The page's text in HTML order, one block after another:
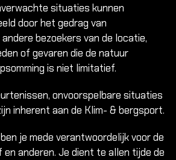
situaties kunnen
door het gedrag van
bezoekers van de locatie,
of gevaren die de natuur
is niet limitatief.
onvoorspelbare situaties
inherent aan de Klim- & bergsport.
je mede verantwoordelijk voor de
en anderen. Je dient te allen tijde de